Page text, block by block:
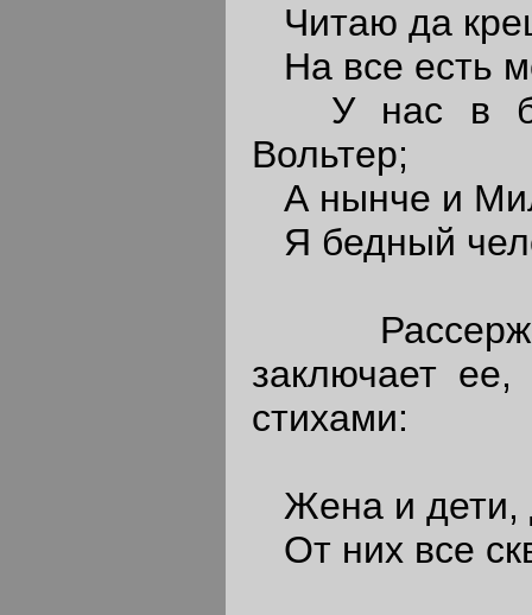
Читаю да
На все есть
У нас в
Вольтер;
А нынче и
Я бедный
заключает
стихами:
Жена и дети,
От них все